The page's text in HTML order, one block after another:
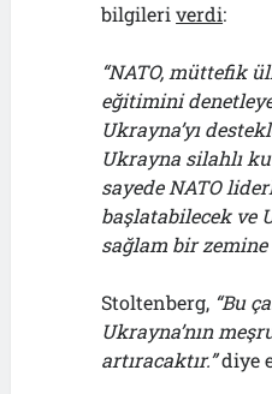
bilgileriverdi:
“NATO, müttefik
eğitimini
Ukrayna’yı
Ukrayna silahlı
sayede NATO
başlatabilecek ve
sağlam bir
Stoltenberg, “Bu
Ukrayna’nın
artıracaktır.”diye